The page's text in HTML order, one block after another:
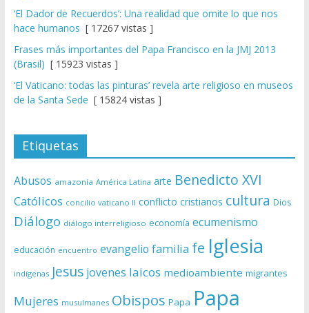
‘El Dador de Recuerdos’: Una realidad que omite lo que nos
hace humanos [ 17267 vistas ]
Frases más importantes del Papa Francisco en la JMJ 2013
(Brasil) [ 15923 vistas ]
‘El Vaticano: todas las pinturas’ revela arte religioso en museos
de la Santa Sede [ 15824 vistas ]
Etiquetas
Abusos amazonía América Latina arte Benedicto XVI
Católicos concilio vaticano II conflicto cristianos cultura Dios
Diálogo diálogo interreligioso economía ecumenismo
educación encuentro evangelio familia fe Iglesia
indígenas Jesus jovenes laicos medioambiente migrantes
Mujeres musulmanes Obispos Papa Papa